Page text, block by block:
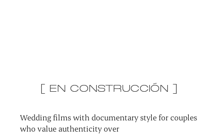
[ EN CONSTRUCCIÓN ]
Wedding films with documentary style for couples
who value authenticity over